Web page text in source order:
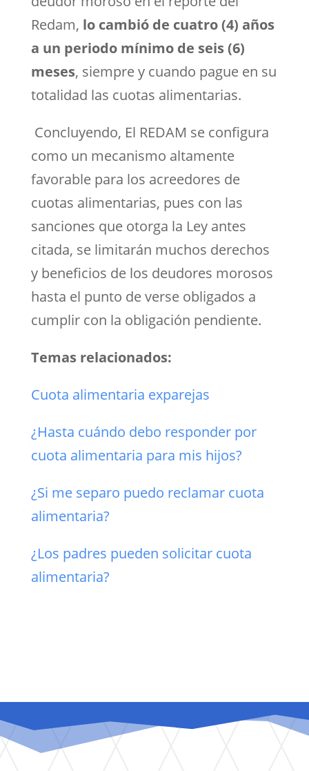
Redam, lo cambió de cuatro (4) años
a un periodo mínimo de seis (6)
meses, siempre y cuando pague en su
totalidad las cuotas alimentarias.
Concluyendo, El REDAM se configura
como un mecanismo altamente
favorable para los acreedores de
cuotas alimentarias, pues con las
sanciones que otorga la Ley antes
citada, se limitarán muchos derechos
y beneficios de los deudores morosos
hasta el punto de verse obligados a
cumplir con la obligación pendiente.
Temas relacionados:
Cuota alimentaria exparejas
¿Hasta cuándo debo responder por
cuota alimentaria para mis hijos?
¿Si me separo puedo reclamar cuota
alimentaria?
¿Los padres pueden solicitar cuota
alimentaria?